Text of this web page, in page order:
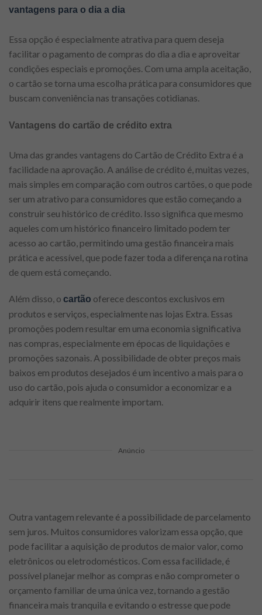
vantagens para o dia a dia
Essa opção é especialmente atrativa para quem deseja
facilitar o pagamento de compras do dia a dia e aproveitar
condições especiais e promoções. Com uma ampla aceitação,
o cartão se torna uma escolha prática para consumidores que
buscam conveniência nas transações cotidianas.
Vantagens do cartão de crédito extra
Uma das grandes vantagens do Cartão de Crédito Extra é a
facilidade na aprovação. A análise de crédito é, muitas vezes,
mais simples em comparação com outros cartões, o que pode
ser um atrativo para consumidores que estão começando a
construir seu histórico de crédito. Isso significa que mesmo
aqueles com um histórico financeiro limitado podem ter
acesso ao cartão, permitindo uma gestão financeira mais
prática e acessível, que pode fazer toda a diferença na rotina
de quem está começando.
Além disso, o cartão oferece descontos exclusivos em
produtos e serviços, especialmente nas lojas Extra. Essas
promoções podem resultar em uma economia significativa
nas compras, especialmente em épocas de liquidações e
promoções sazonais. A possibilidade de obter preços mais
baixos em produtos desejados é um incentivo a mais para o
uso do cartão, pois ajuda o consumidor a economizar e a
adquirir itens que realmente importam.
Anúncio
Outra vantagem relevante é a possibilidade de parcelamento
sem juros. Muitos consumidores valorizam essa opção, que
pode facilitar a aquisição de produtos de maior valor, como
eletrônicos ou eletrodomésticos. Com essa facilidade, é
possível planejar melhor as compras e não comprometer o
orçamento familiar de uma única vez, tornando a gestão
financeira mais tranquila e evitando o estresse que pode